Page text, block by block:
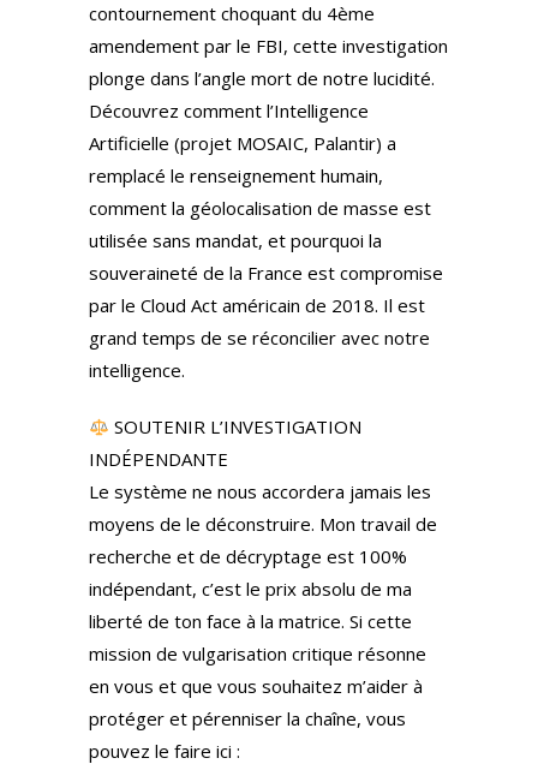
contournement choquant du 4ème
amendement par le FBI, cette investigation
plonge dans l’angle mort de notre lucidité.
Découvrez comment l’Intelligence
Artificielle (projet MOSAIC, Palantir) a
remplacé le renseignement humain,
comment la géolocalisation de masse est
utilisée sans mandat, et pourquoi la
souveraineté de la France est compromise
par le Cloud Act américain de 2018. Il est
grand temps de se réconcilier avec notre
intelligence.
SOUTENIR L’INVESTIGATION
INDÉPENDANTE
Le système ne nous accordera jamais les
moyens de le déconstruire. Mon travail de
recherche et de décryptage est 100%
indépendant, c’est le prix absolu de ma
liberté de ton face à la matrice. Si cette
mission de vulgarisation critique résonne
en vous et que vous souhaitez m’aider à
protéger et pérenniser la chaîne, vous
pouvez le faire ici :